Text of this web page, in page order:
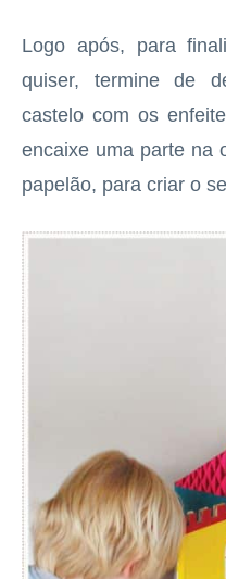
Logo após, para
quiser, termine de
castelo com os
encaixe uma parte na
papelão, para criar o